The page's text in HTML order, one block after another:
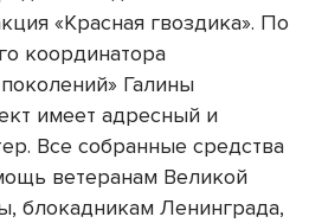
«Красная гвоздика». По
координатора
Галины
имеет адресный и
Все собранные средства
ветеранам Великой
блокадникам Ленинграда,